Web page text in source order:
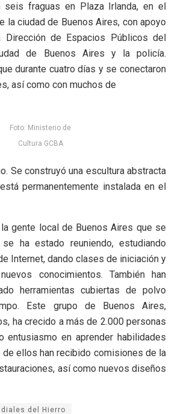
seis fraguas en Plaza Irlanda, en el
la ciudad de Buenos Aires, con apoyo
de Espacios Públicos del
de Buenos Aires y la policía.
durante cuatro días y se conectaron
así como con muchos de
Foto: Ministerio de
Cultura GCBA
Se construyó una escultura abstracta
permanentemente instalada en el
gente local de Buenos Aires que se
ha estado reuniendo, estudiando
Internet, dando clases de iniciación y
conocimientos. También han
herramientas cubiertas de polvo
Este grupo de Buenos Aires,
ha crecido a más de 2.000 personas
entusiasmo en aprender habilidades
ellos han recibido comisiones de la
así como nuevos diseños
del Hierro